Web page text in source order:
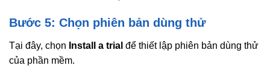
Bước 5: Chọn phiên bản dùng thử
Tại đây, chọn Install a trial để thiết lập phiên bản dùng thử
của phần mềm.